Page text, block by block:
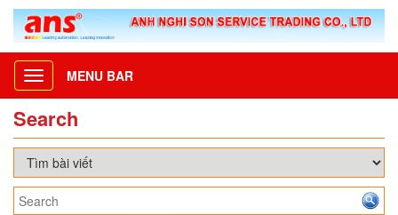
Toggle
navigation
MENU BAR
Search